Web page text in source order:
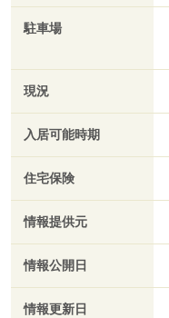
駐車場
現況
入居可能時期
住宅保険
情報提供元
情報公開日
情報更新日